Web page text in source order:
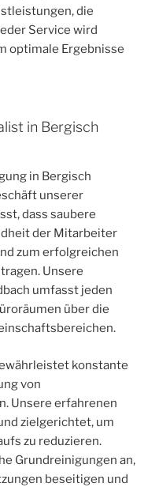
die
Service wird
optimale Ergebnisse
in Bergisch
in Bergisch
unserer
dass saubere
der Mitarbeiter
zum erfolgreichen
Unsere
umfasst jeden
über die
konstante
von
Unsere erfahrenen
zielgerichtet, um
zu reduzieren.
Grundreinigungen an,
beseitigen und